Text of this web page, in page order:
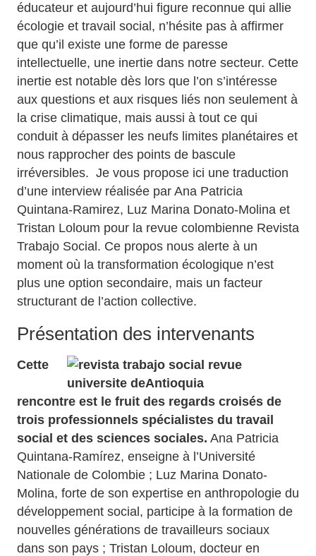
éducateur et aujourd’hui figure reconnue qui allie
écologie et travail social, n’hésite pas à affirmer
que qu’il existe une forme de paresse
intellectuelle, une inertie dans notre secteur. Cette
inertie est notable dès lors que l’on s’intéresse
aux questions et aux risques liés non seulement à
la crise climatique, mais aussi à tout ce qui
conduit à dépasser les neufs limites planétaires et
nous rapprocher des points de bascule
irréversibles. Je vous propose ici une traduction
d’une interview réalisée par Ana Patricia
Quintana-Ramirez, Luz Marina Donato-Molina et
Tristan Loloum pour la revue colombienne Revista
Trabajo Social. Ce propos nous alerte à un
moment où la transformation écologique n’est
plus une option secondaire, mais un facteur
structurant de l’action collective.
Présentation des intervenants
Cette
rencontre est le fruit des regards croisés de
trois professionnels spécialistes du travail
social et des sciences sociales. Ana Patricia
Quintana-Ramírez, enseigne à l’Université
Nationale de Colombie ; Luz Marina Donato-
Molina, forte de son expertise en anthropologie du
développement social, participe à la formation de
nouvelles générations de travailleurs sociaux
dans son pays ; Tristan Loloum, docteur en